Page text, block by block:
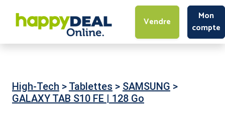
Vendre
Mon
compte
High-Tech > Tablettes > SAMSUNG >
GALAXY TAB S10 FE | 128 Go